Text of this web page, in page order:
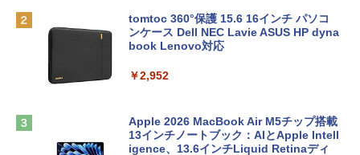
tomtoc 360°保護 15.6 16インチ パソコ
ンケース Dell NEC Lavie ASUS HP dyna
book Lenovo対応
￥2,952
Apple 2026 MacBook Air M5チップ搭載
13インチノートブック：AIとApple Intell
igence、13.6インチLiquid Retinaディ